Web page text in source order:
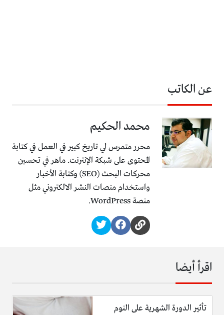
عن الكاتب
محمد الحكيم
محرر متمرس لي تاريخ كبير في العمل في كتابة
المحتوى على شبكة الإنترنت. ماهر في تحسين
محركات البحث (SEO) وكتابة الأخبار
واستخدام منصات النشر الالكتروني مثل
منصة WordPress.
اقرأ أيضا
تأثير الدورة الشهرية على النوم